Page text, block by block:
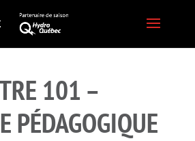
101 –
PÉDAGOGIQUE